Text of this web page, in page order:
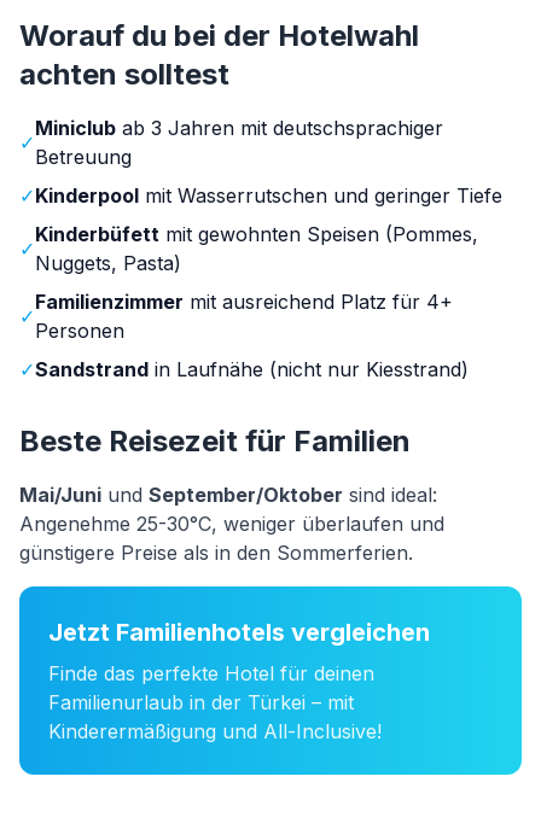
Worauf du bei der Hotelwahl
achten solltest
✓
Miniclub ab 3 Jahren mit deutschsprachiger
Betreuung
✓Kinderpool mit Wasserrutschen und geringer Tiefe
✓
Kinderbüfett mit gewohnten Speisen (Pommes,
Nuggets, Pasta)
✓
Familienzimmer mit ausreichend Platz für 4+
Personen
✓Sandstrand in Laufnähe (nicht nur Kiesstrand)
Beste Reisezeit für Familien
Mai/Juni und September/Oktober sind ideal:
Angenehme 25-30°C, weniger überlaufen und
günstigere Preise als in den Sommerferien.
Jetzt Familienhotels vergleichen
Finde das perfekte Hotel für deinen
Familienurlaub in der Türkei – mit
Kinderermäßigung und All-Inclusive!